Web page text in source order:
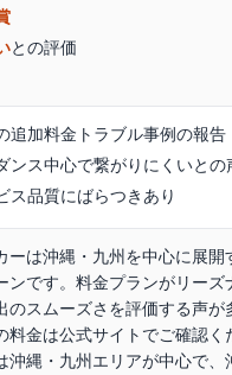
との評価
追加料金トラブル事例の報告
ンス中心で繋がりにくいとの
ス品質にばらつきあり
ーは沖縄・九州を中心に展開
ンです。料金プランがリーズ
のスムーズさを評価する声が
料金は公式サイトでご確認く
沖縄・九州エリアが中心で、